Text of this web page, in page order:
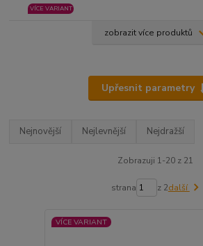
VÍCE VARIANT
zobrazit více produktů
Upřesnit parametry
Nejnovější Nejlevnější Nejdražší
Zobrazuji 1-20 z 21
strana z 2další
VÍCE VARIANT